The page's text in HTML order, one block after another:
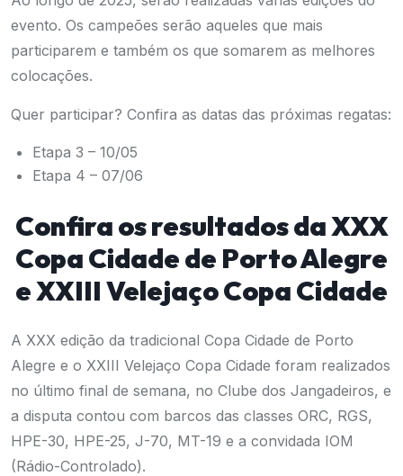
evento. Os campeões serão aqueles que mais
participarem e também os que somarem as melhores
colocações.
Quer participar? Confira as datas das próximas regatas:
Etapa 3 – 10/05
Etapa 4 – 07/06
Confira os resultados da XXX
Copa Cidade de Porto Alegre
e XXIII Velejaço Copa Cidade
A XXX edição da tradicional Copa Cidade de Porto
Alegre e o XXIII Velejaço Copa Cidade foram realizados
no último final de semana, no Clube dos Jangadeiros, e
a disputa contou com barcos das classes ORC, RGS,
HPE-30, HPE-25, J-70, MT-19 e a convidada IOM
(Rádio-Controlado).